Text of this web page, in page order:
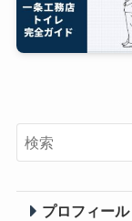
プロフィール